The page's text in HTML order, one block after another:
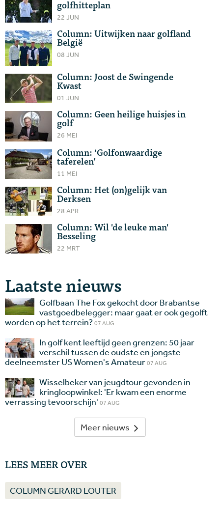
golfhitteplan
22 JUN
Column: Uitwijken naar golfland
België
08 JUN
Column: Joost de Swingende
Kwast
01 JUN
Column: Geen heilige huisjes in
golf
26 MEI
Column: ‘Golfonwaardige
taferelen’
11 MEI
Column: Het (on)gelijk van
Derksen
28 APR
Column: Wil 'de leuke man'
Besseling
22 MRT
Laatste nieuws
Golfbaan The Fox gekocht door Brabantse
vastgoedbelegger: maar gaat er ook gegolft
worden op het terrein?07 AUG
In golf kent leeftijd geen grenzen: 50 jaar
verschil tussen de oudste en jongste
deelneemster US Women's Amateur07 AUG
Wisselbeker van jeugdtour gevonden in
kringloopwinkel: 'Er kwam een enorme
verrassing tevoorschijn' 07 AUG
Meer nieuws
LEES MEER OVER
COLUMN GERARD LOUTER